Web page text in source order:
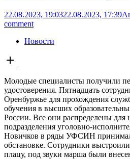
22.08.2023, 19:0322.08.2023, 17:39
comment
Новости
Open
post
Молодые специалисты получили
удостоверения. Пятнадцать
Оренбуржье для прохождения
обучения в высших
России. Все они распределены для
подразделения уголовно-
Новичков в ряды УФСИН
обстановке. Сотрудники
плацу, под звуки марша были